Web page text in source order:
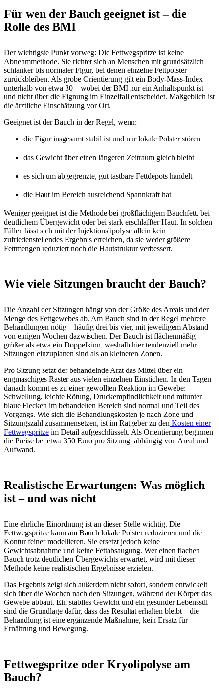
Für wen der Bauch geeignet ist – die
Rolle des BMI
Der wichtigste Punkt vorweg: Die Fettwegspritze ist keine
Abnehmmethode. Sie richtet sich an Menschen mit grundsätzlich
schlanker bis normaler Figur, bei denen einzelne Fettpolster
zurückbleiben. Als grobe Orientierung gilt ein Body-Mass-Index
unterhalb von etwa 30 – wobei der BMI nur ein Anhaltspunkt ist
und nicht über die Eignung im Einzelfall entscheidet. Maßgeblich ist
die ärztliche Einschätzung vor Ort.
Geeignet ist der Bauch in der Regel, wenn:
die Figur insgesamt stabil ist und nur lokale Polster stören
das Gewicht über einen längeren Zeitraum gleich bleibt
es sich um abgegrenzte, gut tastbare Fettdepots handelt
die Haut im Bereich ausreichend Spannkraft hat
Weniger geeignet ist die Methode bei großflächigem Bauchfett, bei
deutlichem Übergewicht oder bei stark erschlaffter Haut. In solchen
Fällen lässt sich mit der Injektionslipolyse allein kein
zufriedenstellendes Ergebnis erreichen, da sie weder größere
Fettmengen reduziert noch die Hautstruktur verbessert.
Wie viele Sitzungen braucht der Bauch?
Die Anzahl der Sitzungen hängt von der Größe des Areals und der
Menge des Fettgewebes ab. Am Bauch sind in der Regel mehrere
Behandlungen nötig – häufig drei bis vier, mit jeweiligem Abstand
von einigen Wochen dazwischen. Der Bauch ist flächenmäßig
größer als etwa ein Doppelkinn, weshalb hier tendenziell mehr
Sitzungen einzuplanen sind als an kleineren Zonen.
Pro Sitzung setzt der behandelnde Arzt das Mittel über ein
engmaschiges Raster aus vielen einzelnen Einstichen. In den Tagen
danach kommt es zu einer gewollten Reaktion im Gewebe:
Schwellung, leichte Rötung, Druckempfindlichkeit und mitunter
blaue Flecken im behandelten Bereich sind normal und Teil des
Vorgangs. Wie sich die Behandlungskosten je nach Zone und
Sitzungszahl zusammensetzen, ist im Ratgeber zu den Kosten einer
Fettwegspritze im Detail aufgeschlüsselt. Als Orientierung beginnen
die Preise bei etwa 350 Euro pro Sitzung, abhängig von Areal und
Aufwand.
Realistische Erwartungen: Was möglich
ist – und was nicht
Eine ehrliche Einordnung ist an dieser Stelle wichtig. Die
Fettwegspritze kann am Bauch lokale Polster reduzieren und die
Kontur feiner modellieren. Sie ersetzt jedoch keine
Gewichtsabnahme und keine Fettabsaugung. Wer einen flachen
Bauch trotz deutlichen Übergewichts erwartet, wird mit dieser
Methode keine realistischen Ergebnisse erzielen.
Das Ergebnis zeigt sich außerdem nicht sofort, sondern entwickelt
sich über die Wochen nach den Sitzungen, während der Körper das
Gewebe abbaut. Ein stabiles Gewicht und ein gesunder Lebensstil
sind die Grundlage dafür, dass das Resultat erhalten bleibt – die
Behandlung ist eine ergänzende Maßnahme, kein Ersatz für
Ernährung und Bewegung.
Fettwegspritze oder Kryolipolyse am
Bauch?